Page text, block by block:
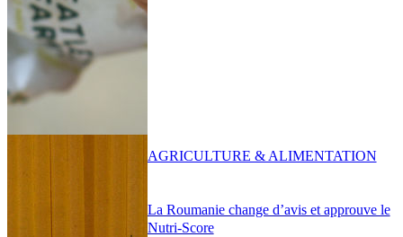
La Roumanie change d’avis et approuve le
Nutri-Score
AGRICULTURE & ALIMENTATION